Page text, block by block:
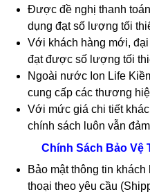
Được đề nghị thanh
dụng đạt số lượng tối
Với khách hàng mới,
đạt được số lượng tối
Ngoài nước Ion Life
cung cấp các thương
Với mức giá chi tiết
chính sách luôn vẫn
Chính Sách Bảo Vệ
Bảo mật thông tin
thoại theo yêu cầu